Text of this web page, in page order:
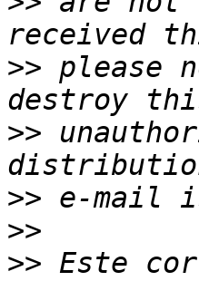
>> please
>>
>>
>>
>> Este